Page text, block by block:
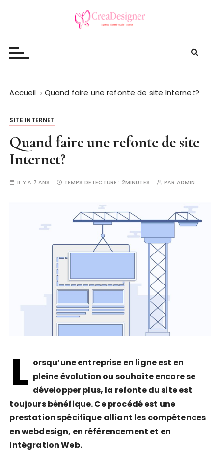
Accueil Quand faire une refonte de site Internet?
SITE INTERNET
Quand faire une refonte de site
Internet?
IL Y A 7 ANS TEMPS DE LECTURE : 2MINUTES PAR ADMIN
L orsqu’une entreprise en ligne est en
pleine évolution ou souhaite encore se
développer plus, la refonte du site est
toujours bénéfique. Ce procédé est une
prestation spécifique alliant les compétences
en webdesign, en référencement et en
intégration Web.